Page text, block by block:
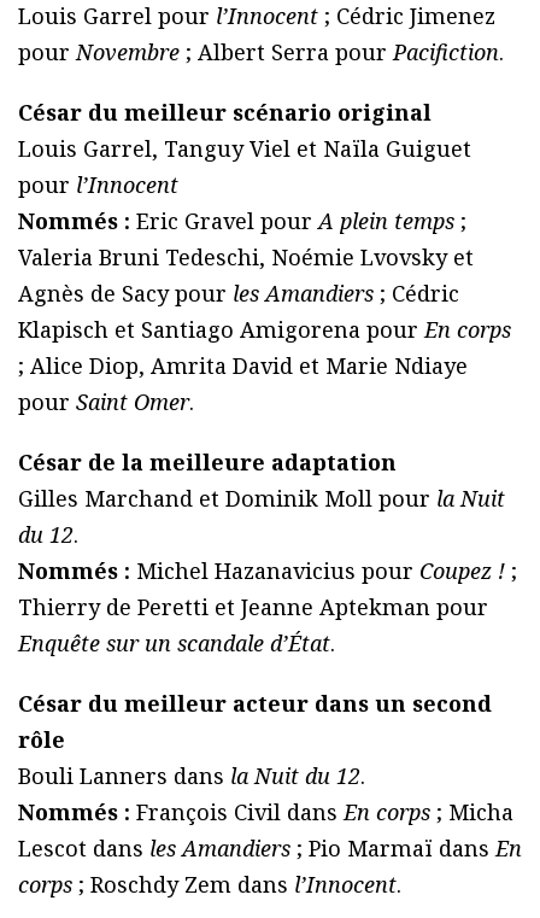
Louis Garrel pour l’Innocent ; Cédric Jimenez
pourNovembre ; Albert Serra pourPacifiction.
César du meilleur scénario original
Louis Garrel, Tanguy Viel et Naïla Guiguet
pour l’Innocent
Nommés : Eric Gravel pourA plein temps ;
Valeria Bruni Tedeschi, Noémie Lvovsky et
Agnès de Sacy pour les Amandiers ; Cédric
Klapisch et Santiago Amigorena pourEn corps
; Alice Diop, Amrita David et Marie Ndiaye
pour Saint Omer.
César de la meilleure adaptation
Gilles Marchand et Dominik Moll pour la Nuit
du 12.
Nommés : Michel Hazanavicius pour Coupez ! ;
Thierry de Peretti et Jeanne Aptekman pour
Enquête sur un scandale d’État.
César du meilleur acteur dans un second
rôle
Bouli Lanners dans la Nuit du 12.
Nommés : François Civil dansEn corps ; Micha
Lescot dans les Amandiers ; Pio Marmaï dansEn
corps ; Roschdy Zem dans l’Innocent.